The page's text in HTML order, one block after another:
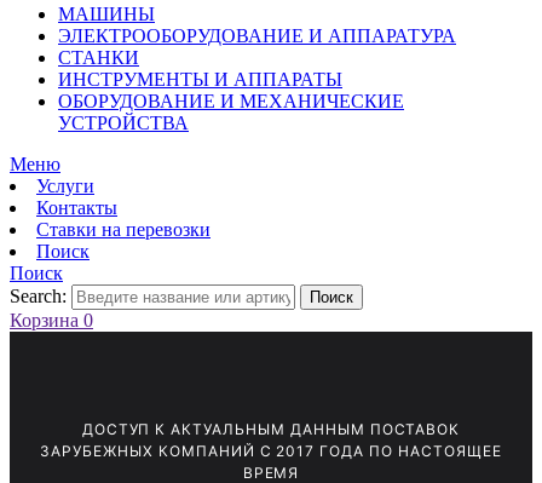
МАШИНЫ
ЭЛЕКТРООБОРУДОВАНИЕ И АППАРАТУРА
СТАНКИ
ИНСТРУМЕНТЫ И АППАРАТЫ
ОБОРУДОВАНИЕ И МЕХАНИЧЕСКИЕ
УСТРОЙСТВА
Меню
Услуги
Контакты
Ставки на перевозки
Поиск
Поиск
Search:
Поиск
Корзина 0
ДОСТУП К АКТУАЛЬНЫМ ДАННЫМ ПОСТАВОК
ЗАРУБЕЖНЫХ КОМПАНИЙ С 2017 ГОДА ПО НАСТОЯЩЕЕ
ВРЕМЯ